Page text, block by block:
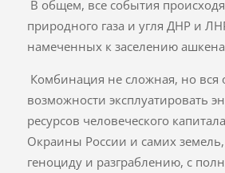
В общем, все события
природного газа и угля ДНР и
намеченных к заселению
Комбинация не сложная, но вся
возможности эксплуатировать
ресурсов человеческого
Окраины России и самих
геноциду и разграблению, с